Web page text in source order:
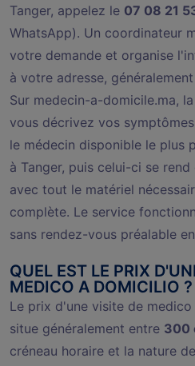
Tanger, appelez le 07 08 21
WhatsApp). Un coordinateur
votre demande et organise
à votre adresse,
Sur medecin-a-domicile.ma,
vous décrivez vos
le médecin disponible le plus
à Tanger, puis celui-ci se
avec tout le matériel
complète. Le service
sans rendez-vous préalable
QUEL EST LE PRIX
MEDICO A DOMICILIO ?
Le prix d'une visite de
situe généralement entre 300
créneau horaire et la nature